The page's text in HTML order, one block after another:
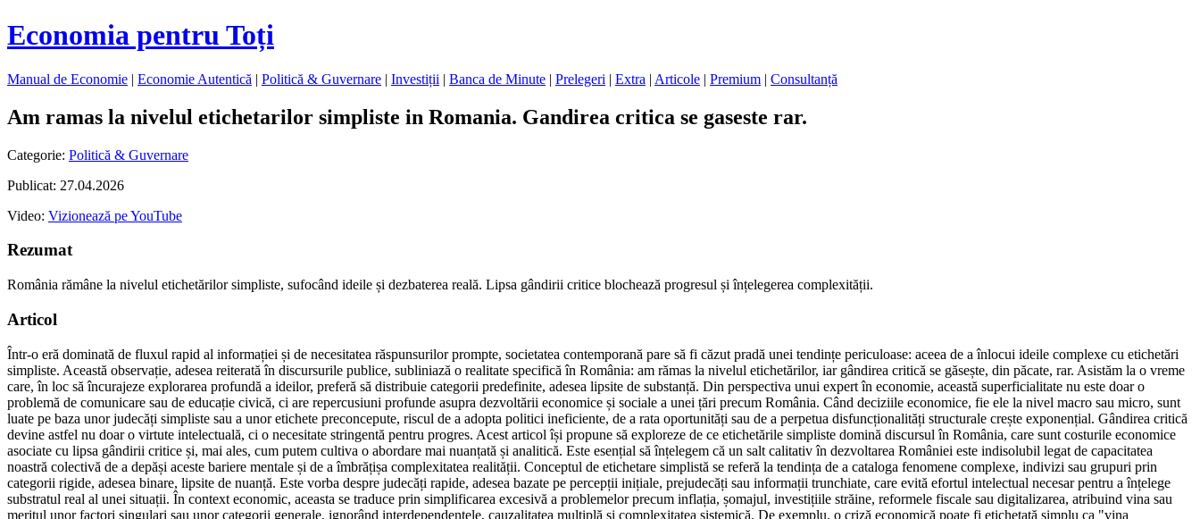
Economia pentru Toți
Manual de Economie | Economie Autentică | Politică & Guvernare | Investiții | Banca de Minute | Prelegeri | Extra | Articole | Premium | Consultanță
Am ramas la nivelul etichetarilor simpliste in Romania. Gandirea critica se gaseste rar.
Categorie: Politică & Guvernare
Publicat: 27.04.2026
Video: Vizionează pe YouTube
Rezumat
România rămâne la nivelul etichetărilor simpliste, sufocând ideile și dezbaterea reală. Lipsa gândirii critice blochează progresul și înțelegerea complexității.
Articol
Într-o eră dominată de fluxul rapid al informației și de necesitatea răspunsurilor prompte, societatea contemporană pare să fi căzut pradă unei tendințe periculoase: aceea de a înlocui ideile complexe cu etichetări
simpliste. Această observație, adesea reiterată în discursurile publice, subliniază o realitate specifică în România: am rămas la nivelul etichetărilor, iar gândirea critică se găsește, din păcate, rar. Asistăm la o vreme
care, în loc să încurajeze explorarea profundă a ideilor, preferă să distribuie categorii predefinite, adesea lipsite de substanță. Din perspectiva unui expert în economie, această superficialitate nu este doar o
problemă de comunicare sau de educație civică, ci are repercusiuni profunde asupra dezvoltării economice și sociale a unei țări precum România. Când deciziile economice, fie ele la nivel macro sau micro, sunt
luate pe baza unor judecăți simpliste sau a unor etichete preconcepute, riscul de a adopta politici ineficiente, de a rata oportunități sau de a perpetua disfuncționalități structurale crește exponențial. Gândirea critică
devine astfel nu doar o virtute intelectuală, ci o necesitate stringentă pentru progres. Acest articol își propune să exploreze de ce etichetările simpliste domină discursul în România, care sunt costurile economice
asociate cu lipsa gândirii critice și, mai ales, cum putem cultiva o abordare mai nuanțată și analitică. Este esențial să înțelegem că un salt calitativ în dezvoltarea României este indisolubil legat de capacitatea
noastră colectivă de a depăși aceste bariere mentale și de a îmbrățișa complexitatea realității. Conceptul de etichetare simplistă se referă la tendința de a cataloga fenomene complexe, indivizi sau grupuri prin
categorii rigide, adesea binare, lipsite de nuanță. Este vorba despre judecăți rapide, adesea bazate pe percepții inițiale, prejudecăți sau informații trunchiate, care evită efortul intelectual necesar pentru a înțelege
substratul real al unei situații. În context economic, aceasta se traduce prin simplificarea excesivă a problemelor precum inflația, șomajul, investițiile străine, reformele fiscale sau digitalizarea, atribuind vina sau
meritul unor factori singulari sau unor categorii generale, ignorând interdependențele, cauzalitatea multiplă și complexitatea sistemică. De exemplu, o criză economică poate fi etichetată simplu ca "vina